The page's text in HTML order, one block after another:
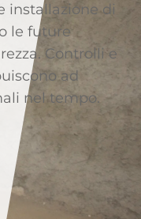
installazione di
le future
. Controlli e
ad
nel tempo.